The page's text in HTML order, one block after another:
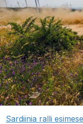
Sardiinia ralli